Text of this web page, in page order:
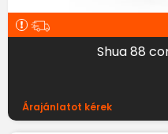
Shua 88
Árajánlatot kérek